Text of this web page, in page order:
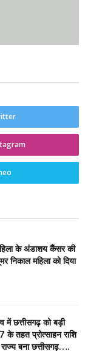
के अंडाशय कैंसर की
निकाल महिला को दिया
में छत्तीसगढ़ को बड़ी
तहत प्रोत्साहन राशि
बना छत्तीसगढ़….